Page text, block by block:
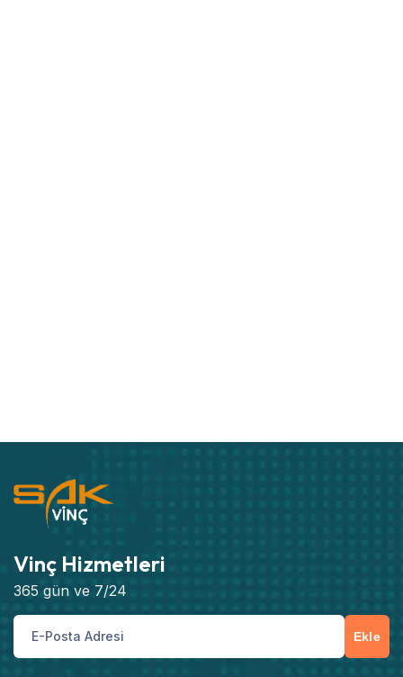
Vinç Hizmetleri
365 gün ve 7/24
Ekle